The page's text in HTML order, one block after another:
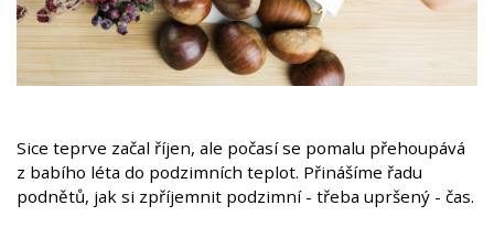
Sice teprve začal říjen, ale počasí se pomalu přehoupává
z babího léta do podzimních teplot. Přinášíme řadu
podnětů, jak si zpříjemnit podzimní - třeba upršený - čas.